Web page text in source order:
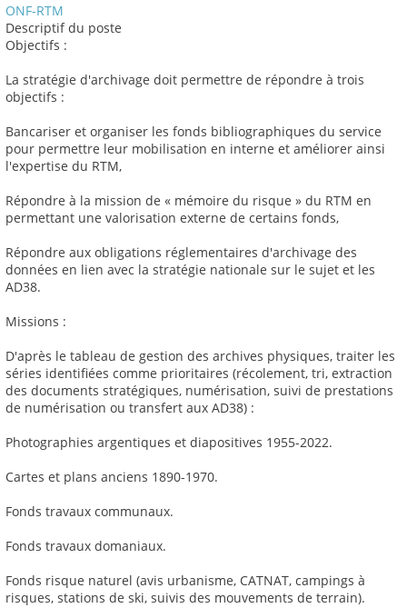
ONF-RTM
Descriptif du poste
Objectifs :
La stratégie d'archivage doit permettre de répondre à trois
objectifs :
Bancariser et organiser les fonds bibliographiques du service
pour permettre leur mobilisation en interne et améliorer ainsi
l'expertise du RTM,
Répondre à la mission de « mémoire du risque » du RTM en
permettant une valorisation externe de certains fonds,
Répondre aux obligations réglementaires d'archivage des
données en lien avec la stratégie nationale sur le sujet et les
AD38.
Missions :
D'après le tableau de gestion des archives physiques, traiter les
séries identifiées comme prioritaires (récolement, tri, extraction
des documents stratégiques, numérisation, suivi de prestations
de numérisation ou transfert aux AD38) :
Photographies argentiques et diapositives 1955-2022.
Cartes et plans anciens 1890-1970.
Fonds travaux communaux.
Fonds travaux domaniaux.
Fonds risque naturel (avis urbanisme, CATNAT, campings à
risques, stations de ski, suivis des mouvements de terrain).